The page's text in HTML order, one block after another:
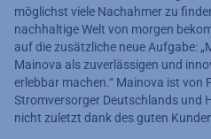
möglichst viele Nachahmer zu
nachhaltige Welt von morgen
auf die zusätzliche neue Aufgabe:
Mainova als zuverlässigen und
erlebbar machen.“ Mainova ist von
Stromversorger Deutschlands und
nicht zuletzt dank des guten